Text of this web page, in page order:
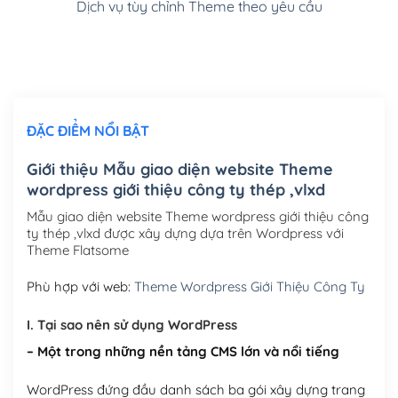
Cài đặt SMTP Mail cho site Wordpress(+100,000₫)
Mua thêm Host + Tên miền
Tên miền quốc tế .com .net .org (1 năm)
Tên miền Việt Nam .vn (1 năm)(+550,000₫)
Hosting 2GB SSD (1 năm) (+450,000₫)
Hosting 8GB SSD (1 năm) (+950,000₫)
Dịch vụ tùy chỉnh Theme theo yêu cầu
ĐẶC ĐIỂM NỔI BẬT
Giới thiệu Mẫu giao diện website Theme
wordpress giới thiệu công ty thép ,vlxd
Mẫu giao diện website Theme wordpress giới thiệu công
ty thép ,vlxd được xây dựng dựa trên Wordpress với
Theme Flatsome
Phù hợp với web: Theme Wordpress Giới Thiệu Công Ty
I. Tại sao nên sử dụng WordPress
– Một trong những nền tảng CMS lớn và nổi tiếng
WordPress đứng đầu danh sách ba gói xây dựng trang